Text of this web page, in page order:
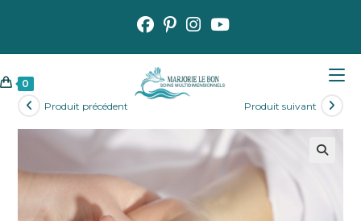
0
Produit précédent
Produit suivant